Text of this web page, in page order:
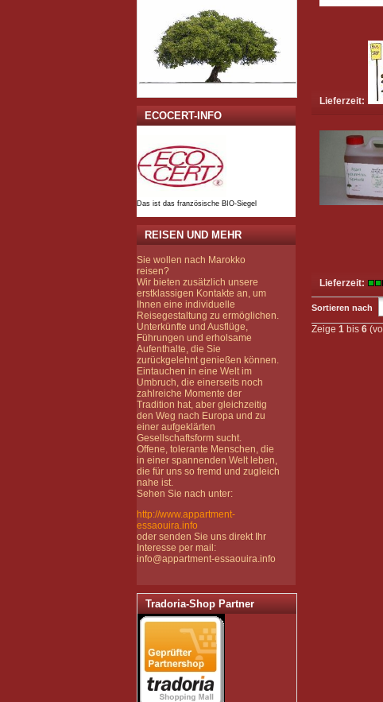
Lieferzeit:
Lieferzeit:
Sortieren nach
Zeige 1 bis 6
ECOCERT-INFO
Das ist das französische BIO-Siegel
REISEN UND MEHR
Sie wollen nach Marokko
reisen?
Wir bieten zusätzlich unsere
erstklassigen Kontakte an, um
Ihnen eine individuelle
Reisegestaltung zu ermöglichen.
Unterkünfte und Ausflüge,
Führungen und erholsame
Aufenthalte, die Sie
zurückgelehnt genießen können.
Eintauchen in eine Welt im
Umbruch, die einerseits noch
zahlreiche Momente der
Tradition hat, aber gleichzeitig
den Weg nach Europa und zu
einer aufgeklärten
Gesellschaftsform sucht.
Offene, tolerante Menschen, die
in einer spannenden Welt leben,
die für uns so fremd und zugleich
nahe ist.
Sehen Sie nach unter:
http://www.appartment-
essaouira.info
oder senden Sie uns direkt Ihr
Interesse per mail:
info@appartment-essaouira.info
Tradoria-Shop Partner